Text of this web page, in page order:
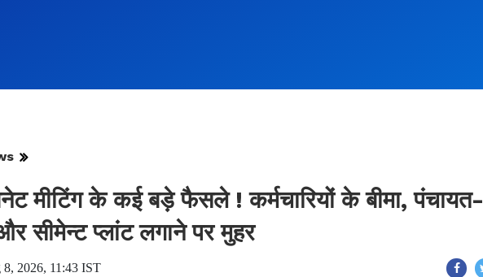
मीटिंग के कई बड़े फैसले ! कर्मचारियों के बीमा, पंचायत-
सीमेन्ट प्लांट लगाने पर मुहर
8, 2026, 11:43 IST